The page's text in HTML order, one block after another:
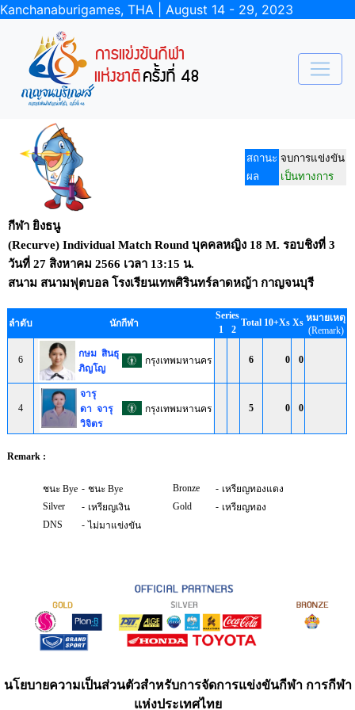
Kanchanaburigames, THA | August 14 - 29, 2023
สถานะ จบการแข่งขัน
ผล
เป็นทางการ
กีฬา ยิงธนู
(Recurve) Individual Match Round บุคคลหญิง 18 M. รอบชิงที่ 3
วันที่ 27 สิงหาคม 2566 เวลา 13:15 น.
สนาม สนามฟุตบอล โรงเรียนเทพศิรินทร์ลาดหญ้า กาญจนบุรี
ลำดับ นักกีฬา
Series
Total 10+Xs Xs หมายเหตุ
(Remark)
1 2
6
กษม สินธุ
ภิญโญ
กรุงเทพมหานคร 6 0 0
4
จารุ
ดา จารุ
วิจิตร
กรุงเทพมหานคร 5 0 0
Remark :
ชนะ Bye - ชนะ Bye Bronze - เหรียญทองแดง
Silver
- เหรียญเงิน Gold - เหรียญทอง
DNS
- ไม่มาแข่งขัน
นโยบายความเป็นส่วนตัวสำหรับการจัดการแข่งขันกีฬา การกีฬา
แห่งประเทศไทย